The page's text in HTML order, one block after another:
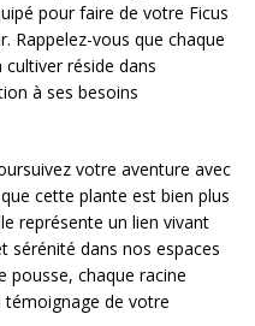
pour faire de votre Ficus
Rappelez-vous que chaque
cultiver réside dans
à ses besoins
votre aventure avec
cette plante est bien plus
représente un lien vivant
sérénité dans nos espaces
pousse, chaque racine
témoignage de votre